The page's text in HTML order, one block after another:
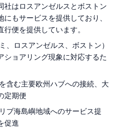
社はロスアンゼルスとボストン
もサービスを提供しており、
便を提供しています。
、ロスアンゼルス、ボストン）
ショアリング現象に対応するた
含む主要欧州ハブへの接続、大
定期便
ブ海島嶼地域へのサービス提
促進